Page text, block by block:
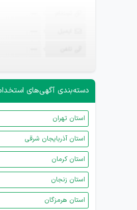
دسته‌بندی آگهی‌های
استان تهران
استان آذربایجان شرقی
استان کرمان
استان زنجان
استان هرمزگان